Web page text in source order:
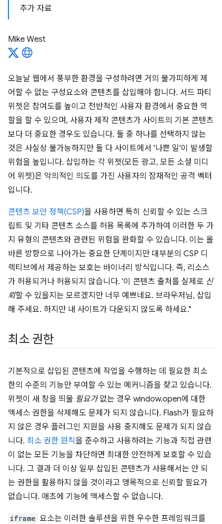
추가 자료
Mike West
오늘날 웹에서 풍부한 환경을 구성하려면 거의 불가피하게 제
어할 수 없는 구성요소와 콘텐츠를 삽입해야 합니다. 서드 파티
위젯은 참여도를 높이고 전반적인 사용자 환경에서 중요한 역
할을 할 수 있으며, 사용자 제작 콘텐츠가 사이트의 기본 콘텐츠
보다 더 중요한 경우도 있습니다. 둘 중 하나를 선택하지 않는
것은 사실상 불가능하지만 둘 다 사이트에서 '나쁜 일'이 발생할
위험을 높입니다. 삽입하는 각 위젯(모든 광고, 모든 소셜 미디
어 위젯)은 악의적인 의도를 가진 사용자의 잠재적인 공격 벡터
입니다.
콘텐츠 보안 정책(CSP)을 사용하면 특히 신뢰할 수 있는 스크
립트 및 기타 콘텐츠 소스를 허용 목록에 추가하여 이러한 두 가
지 유형의 콘텐츠와 관련된 위험을 완화할 수 있습니다. 이는 올
바른 방향으로 나아가는 중요한 단계이지만 대부분의 CSP 디
렉티브에서 제공하는 보호는 바이너리 방식입니다. 즉, 리소스
가 허용되거나 허용되지 않습니다. '이 콘텐츠 출처를 실제로 신
뢰할 수 있을지는 모르겠지만 너무 예쁘네요. 브라우저님, 삽입
해 주세요. 하지만 내 사이트가 다운되지 않도록 하세요."
최소 권한
기본적으로 삽입된 콘텐츠에 작업을 수행하는 데 필요한 최소
한의 수준의 기능만 부여할 수 있는 메커니즘을 찾고 있습니다.
위젯이 새 창을 띄울 필요가없는 경우 window.open에 대한
액세스 권한을 삭제해도 문제가 되지 않습니다. Flash가 필요하
지 않은 경우 플러그인 지원을 사용 중지해도 문제가 되지 않습
니다. 최소 권한 원칙을 준수하고 사용하려는 기능과 직접 관련
이 없는 모든 기능을 차단하면 최대한 안전하게 보호할 수 있습
니다. 그 결과 더 이상 일부 삽입된 콘텐츠가 사용해서는 안 되
는 권한을 활용하지 않을 것이라고 맹목적으로 신뢰할 필요가
없습니다. 애초에 기능에 액세스할 수 없습니다.
iframe 요소는 이러한 솔루션을 위한 우수한 프레임워크를